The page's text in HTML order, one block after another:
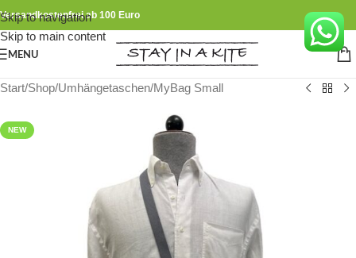
Skip to navigation
Skip to main content
Versandkostenfrei ab 100 Euro
MENU
Start/Shop/Umhängetaschen/MyBag Small
NEW